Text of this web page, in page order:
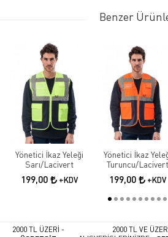
Benzer
Yönetici İkaz Yeleği
Sarı/Lacivert
199,00 +KDV
Yönetici İkaz
Turuncu/Lacivert
199,00 +KDV
2000 TL ÜZERİ -
2000 TL VE